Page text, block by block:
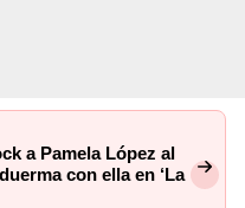
a Pamela López al
con ella en ‘La